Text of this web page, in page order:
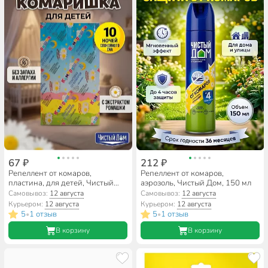
67 ₽
Репеллент от комаров,
пластина, для детей, Чистый
Дом, Комаришка, 10 шт
Самовывоз: 12 августа
Курьером: 12 августа
5•1 отзыв
В корзину
212 ₽
Репеллент от комаров,
аэрозоль, Чистый Дом, 150 мл
Самовывоз: 12 августа
Курьером: 12 августа
5•1 отзыв
В корзину